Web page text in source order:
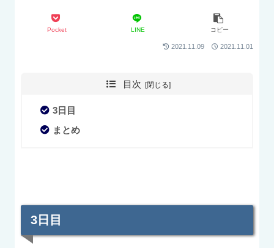
Pocket LINE コピー
2021.11.09 2021.11.01
目次
3日目
まとめ
3日目